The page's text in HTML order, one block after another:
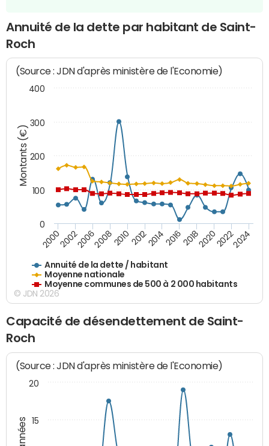
Annuité de la dette par habitant de Saint-
Roch
Montants (€)
(Source : JDN d'après ministère de l'Economie)
Annuité de la dette / habitant
Moyenne nationale
Moyenne communes de 500 à 2 000 habitants
200020022006200820102012201420162018202020222024
0
100
200
300
400
© JDN 2026
Capacité de désendettement de Saint-
Roch
(Source : JDN d'après ministère de l'Economie)
15
20